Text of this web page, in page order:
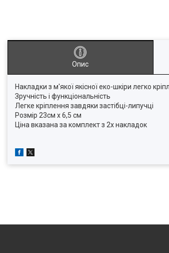
Опис
Накладки з м'якої якісної еко-шкіри легко
Зручність і функціональність
Легке кріплення завдяки застібці-липучці
Розмір 23см х 6,5 см
Ціна вказана за комплект з 2х накладок